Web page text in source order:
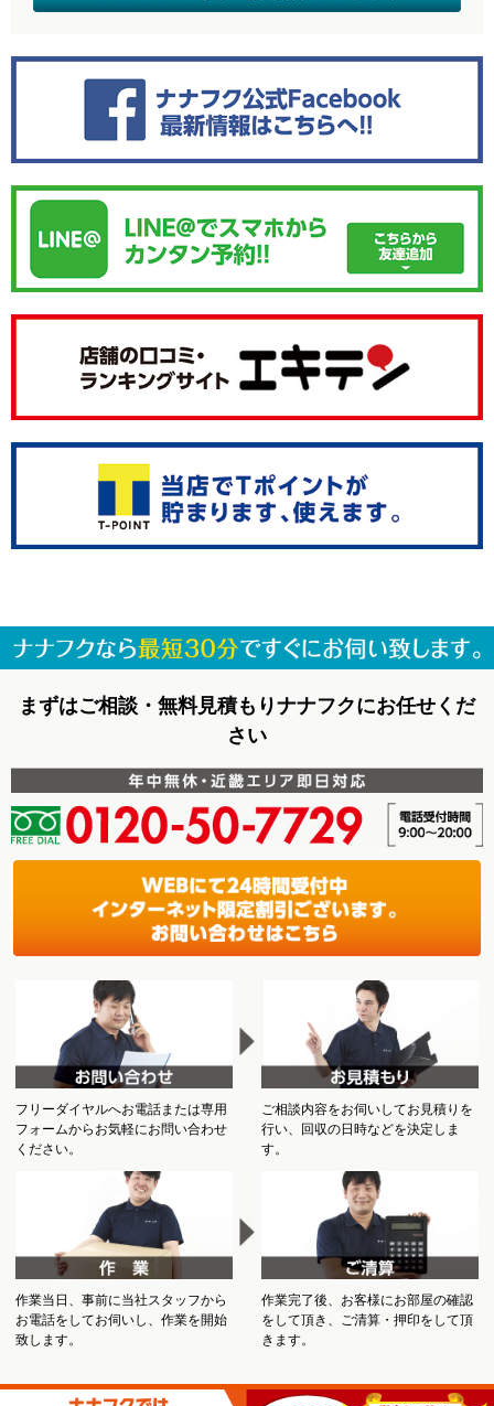
まずはご相談・無料見積もりナナフクにお任せくだ
さい
フリーダイヤルへお電話または専用
フォームからお気軽にお問い合わせ
ください。
ご相談内容をお伺いしてお見積りを
行い、回収の日時などを決定しま
す。
作業当日、事前に当社スタッフから
お電話をしてお伺いし、作業を開始
致します。
作業完了後、お客様にお部屋の確認
をして頂き、ご清算・押印をして頂
きます。